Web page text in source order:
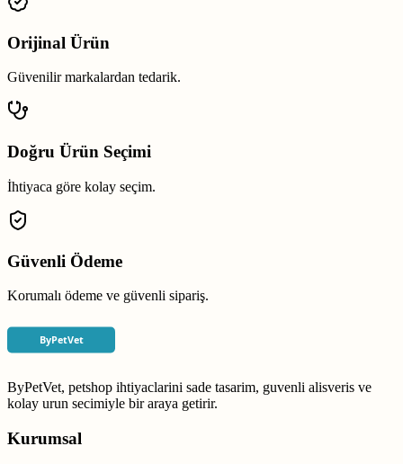
Orijinal Ürün
Güvenilir markalardan tedarik.
Doğru Ürün Seçimi
İhtiyaca göre kolay seçim.
Güvenli Ödeme
Korumalı ödeme ve güvenli sipariş.
ByPetVet, petshop ihtiyaclarini sade tasarim, guvenli alisveris ve
kolay urun secimiyle bir araya getirir.
Kurumsal